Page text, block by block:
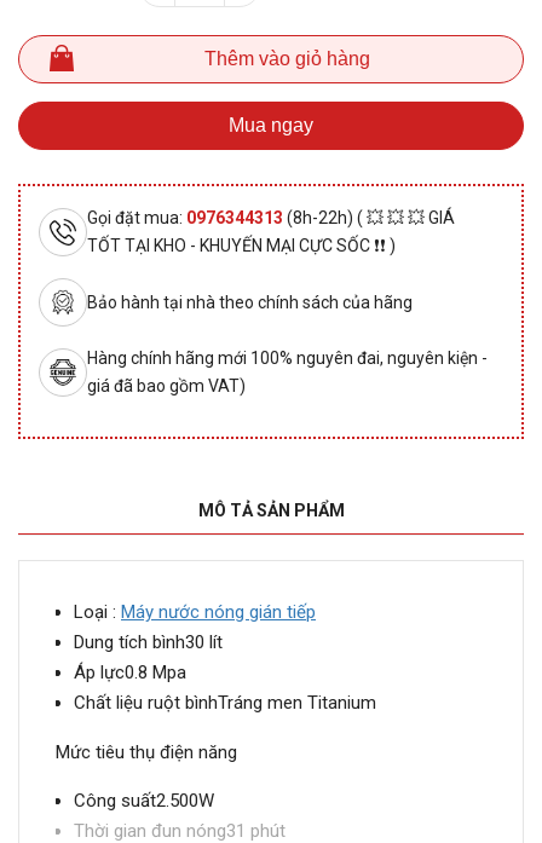
Thêm vào giỏ hàng
Mua ngay
Gọi đặt mua: 0976344313 (8h-22h) ( 💥 💥 💥 GIÁ
TỐT TẠI KHO - KHUYẾN MẠI CỰC SỐC ❗❗ )
Bảo hành tại nhà theo chính sách của hãng
Hàng chính hãng mới 100% nguyên đai, nguyên kiện -
giá đã bao gồm VAT)
MÔ TẢ SẢN PHẨM
Loại : Máy nước nóng gián tiếp
Dung tích bình30 lít
Áp lực0.8 Mpa
Chất liệu ruột bìnhTráng men Titanium
Mức tiêu thụ điện năng
Công suất2.500W
Thời gian đun nóng31 phút